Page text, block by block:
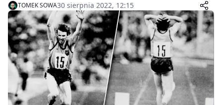
TOMEK SOWA30 sierpnia 2022, 12:15